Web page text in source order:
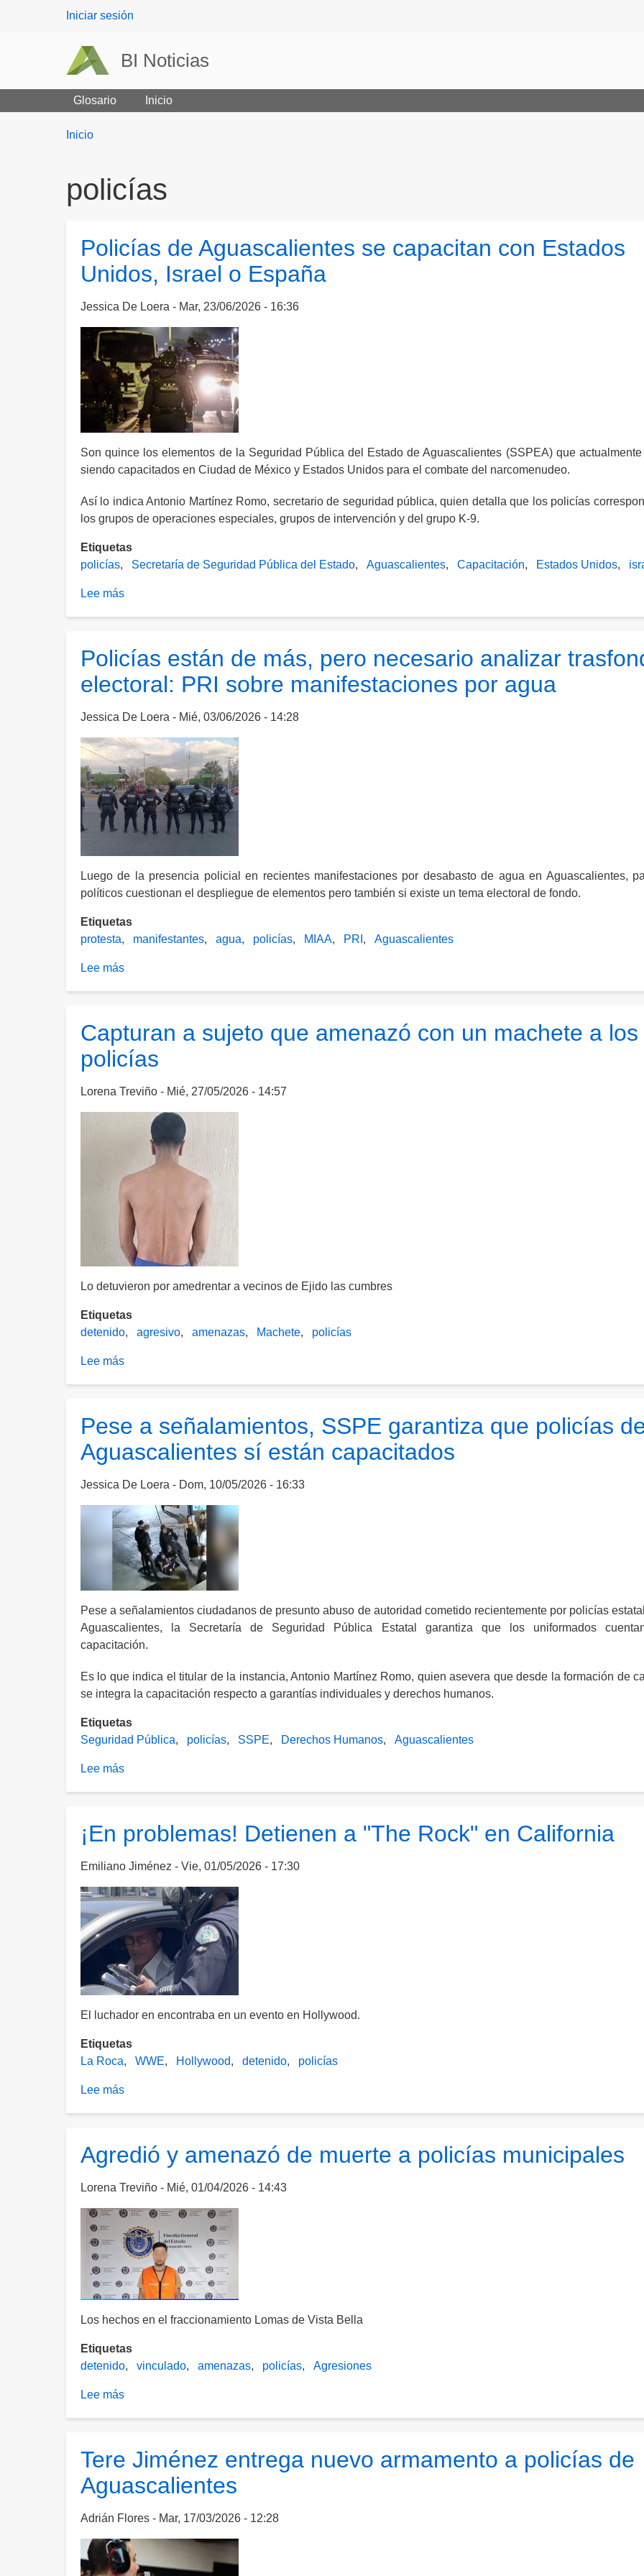
User
Iniciar sesión
BI Noticias
Glosario Inicio
Breadcrumbs
You
Inicio
policías
Policías de Aguascalientes se capacitan con Estados
Unidos, Israel o España
Jessica De Loera Mar, 23/06/2026 - 16:36
Son quince los elementos de la Seguridad Pública del Estado de Aguascalientes (SSPEA) que actualmente
siendo capacitados en Ciudad de México y Estados Unidos para el combate del narcomenudeo.
Así lo indica Antonio Martínez Romo, secretario de seguridad pública, quien detalla que los policías
los grupos de operaciones especiales, grupos de intervención y del grupo K-9.
Etiquetas
policías
Secretaría de Seguridad Pública del Estado Aguascalientes Capacitación Estados Unidos
Lee más
se
capacitan
Estados
Israel
o
España
Policías están de más, pero necesario analizar
electoral: PRI sobre manifestaciones por agua
Jessica De Loera Mié, 03/06/2026 - 14:28
Luego de la presencia policial en recientes manifestaciones por desabasto de agua en Aguascalientes,
políticos cuestionan el despliegue de elementos pero también si existe un tema electoral de fondo.
Etiquetas
protesta
manifestantes agua policías MIAA PRI Aguascalientes
Lee más
más,
pero
analizar
electoral:
sobre
manifestaciones
por
agua
Capturan a sujeto que amenazó con un machete a los
policías
Lorena Treviño Mié, 27/05/2026 - 14:57
Lo detuvieron por amedrentar a vecinos de Ejido las cumbres
Etiquetas
detenido
agresivo amenazas Machete policías
Lee más
que
amenazó
un
a
los
policías
Pese a señalamientos, SSPE garantiza que policías
Aguascalientes sí están capacitados
Jessica De Loera Dom, 10/05/2026 - 16:33
Pese a señalamientos ciudadanos de presunto abuso de autoridad cometido recientemente por policías
Aguascalientes, la Secretaría de Seguridad Pública Estatal garantiza que los uniformados
capacitación.
Es lo que indica el titular de la instancia, Antonio Martínez Romo, quien asevera que desde la formación de
se integra la capacitación respecto a garantías individuales y derechos humanos.
Etiquetas
Seguridad Pública
policías SSPE Derechos Humanos Aguascalientes
Lee más
SSPE
que
policías
de
Aguascalientes
sí
están
capacitados
¡En problemas! Detienen a "The Rock" en California
Emiliano Jiménez Vie, 01/05/2026 - 17:30
El luchador en encontraba en un evento en Hollywood.
Etiquetas
La Roca
WWE Hollywood detenido policías
Lee más
a
Rock"
en
California
Agredió y amenazó de muerte a policías municipales
Lorena Treviño Mié, 01/04/2026 - 14:43
Los hechos en el fraccionamiento Lomas de Vista Bella
Etiquetas
detenido
vinculado amenazas policías Agresiones
Lee más
de
muerte
policías
Tere Jiménez entrega nuevo armamento a policías de
Aguascalientes
Adrián Flores Mar, 17/03/2026 - 12:28